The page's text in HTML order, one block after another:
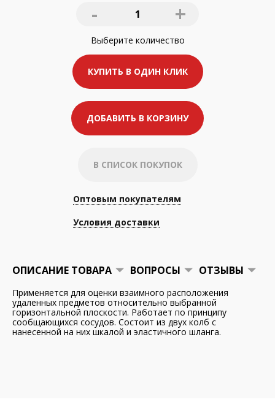
- 1 +
Выберите количество
КУПИТЬ В ОДИН КЛИК
ДОБАВИТЬ В КОРЗИНУ
В СПИСОК ПОКУПОК
Оптовым покупателям
Условия доставки
ОПИСАНИЕ ТОВАРА ВОПРОСЫ ОТЗЫВЫ
Применяется для оценки взаимного расположения
удаленных предметов относительно выбранной
горизонтальной плоскости. Работает по принципу
сообщающихся сосудов. Состоит из двух колб с
нанесенной на них шкалой и эластичного шланга.